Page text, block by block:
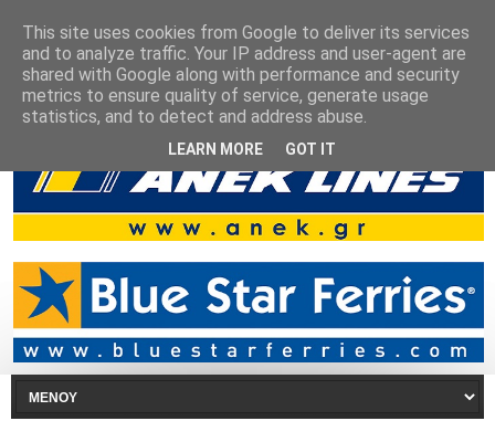
This site uses cookies from Google to deliver its services
and to analyze traffic. Your IP address and user-agent are
shared with Google along with performance and security
metrics to ensure quality of service, generate usage
statistics, and to detect and address abuse.
LEARN MORE GOT IT